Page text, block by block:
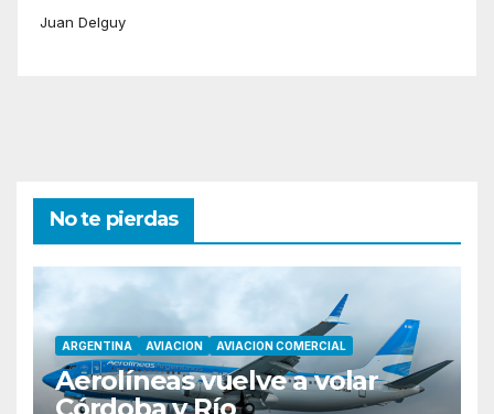
Juan Delguy
No te pierdas
ARGENTINA AVIACION AVIACION COMERCIAL
Aerolíneas vuelve a volar